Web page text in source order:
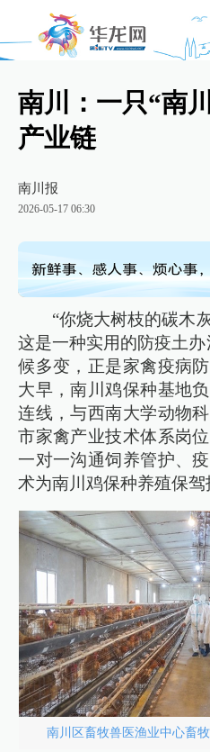
南川：一只“南
产业链
南川报
2026-05-17 06:30
“你烧大树枝的碳木
这是一种实用的防疫土
候多变，正是家禽疫病
大早，南川鸡保种基地
连线，与西南大学动物
市家禽产业技术体系岗
一对一沟通饲养管护、
术为南川鸡保种养殖保驾
南川区畜牧兽医渔业中心畜